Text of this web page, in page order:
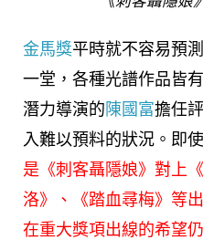
金馬獎平時就不容易預
一堂，各種光譜作品皆
潛力導演的 陳國富擔任
入難以預料的狀況。即使
是《刺客聶隱娘》對上《
洛》、《踏血尋梅》等
在重大獎項出線的希望